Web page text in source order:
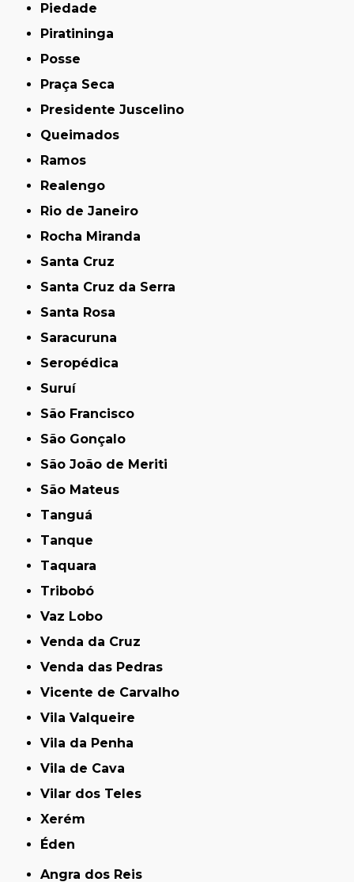
Piedade
Piratininga
Posse
Praça Seca
Presidente Juscelino
Queimados
Ramos
Realengo
Rio de Janeiro
Rocha Miranda
Santa Cruz
Santa Cruz da Serra
Santa Rosa
Saracuruna
Seropédica
Suruí
São Francisco
São Gonçalo
São João de Meriti
São Mateus
Tanguá
Tanque
Taquara
Tribobó
Vaz Lobo
Venda da Cruz
Venda das Pedras
Vicente de Carvalho
Vila Valqueire
Vila da Penha
Vila de Cava
Vilar dos Teles
Xerém
Éden
Angra dos Reis